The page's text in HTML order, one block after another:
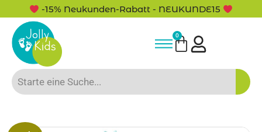
-15% Neukunden-Rabatt - NEUKUNDE15
0